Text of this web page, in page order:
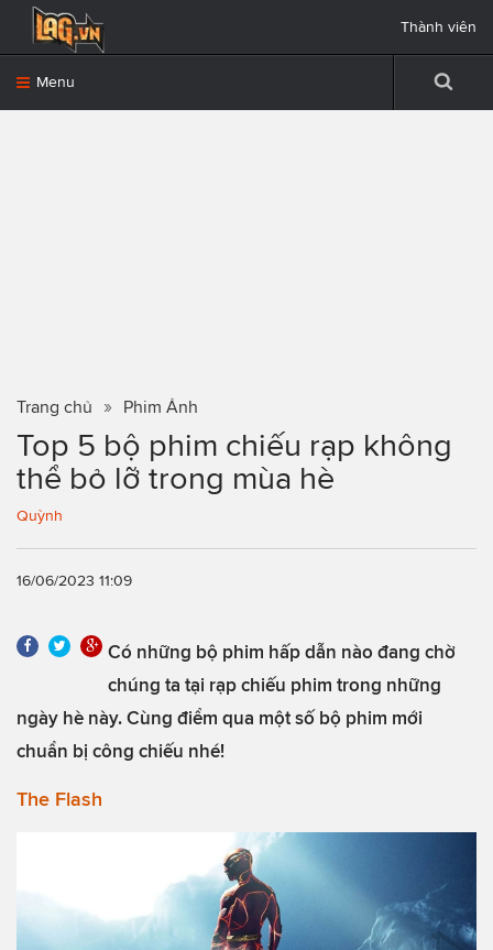
Menu
Thành viên
Trang chủ Phim Ảnh
Top 5 bộ phim chiếu rạp không
thể bỏ lỡ trong mùa hè
Quỳnh
16/06/2023 11:09
Có những bộ phim hấp dẫn nào đang chờ
chúng ta tại rạp chiếu phim trong những
ngày hè này. Cùng điểm qua một số bộ phim mới
chuẩn bị công chiếu nhé!
The Flash